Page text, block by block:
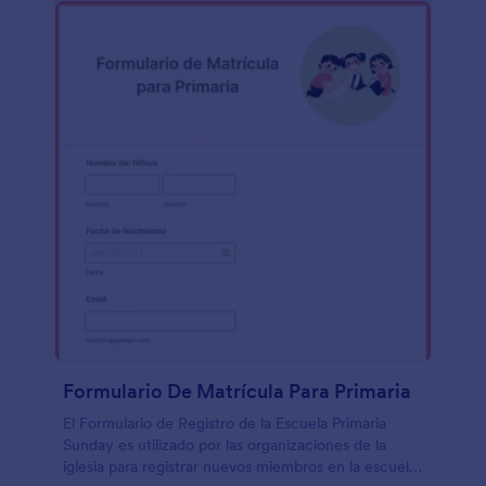
Formulario De Matrícula Para Primaria
El Formulario de Registro de la Escuela Primaria
Sunday es utilizado por las organizaciones de la
iglesia para registrar nuevos miembros en la escuela.